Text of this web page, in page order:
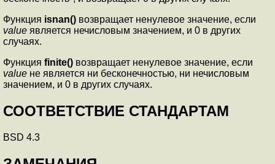
Функция isnan() возвращает ненулевое значение, если
value является нечисловым значением, и 0 в других
случаях.
Функция finite() возвращает ненулевое значение, если
value не является ни бесконечностью, ни нечисловым
значением, и 0 в других случаях.
СООТВЕТСТВИЕ СТАНДАРТАМ
BSD 4.3